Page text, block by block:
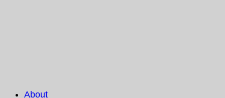
About